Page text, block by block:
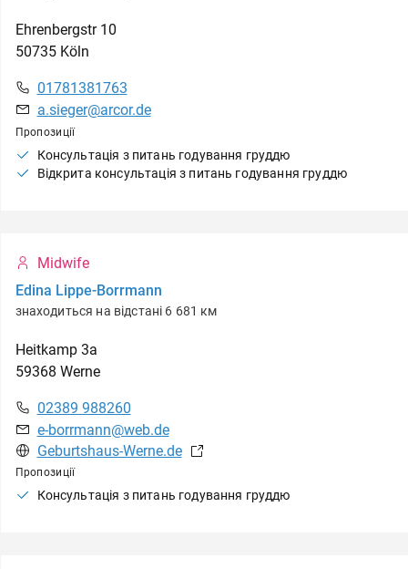
Ehrenbergstr 10
50735 Köln
01781381763
a.sieger@arcor.de
Пропозиції
Консультація з питань годування груддю
Відкрита консультація з питань годування груддю
Midwife
Edina Lippe-Borrmann
знаходиться на відстані 6 681 км
Heitkamp 3a
59368 Werne
02389 988260
e-borrmann@web.de
Geburtshaus-Werne.de
Пропозиції
Консультація з питань годування груддю